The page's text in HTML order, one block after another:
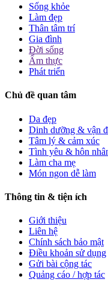
Sống khỏe
Làm đẹp
Thân tâm trí
Gia đình
Đời sống
Ẩm thực
Phát triển
Chủ đề quan tâm
Da đẹp
Dinh dưỡng & vận
Tâm lý & cảm xúc
Tình yêu & hôn
Làm cha mẹ
Món ngon dễ làm
Thông tin & tiện ích
Giới thiệu
Liên hệ
Chính sách bảo mật
Điều khoản sử dụng
Gửi bài cộng tác
Quảng cáo / hợp tác